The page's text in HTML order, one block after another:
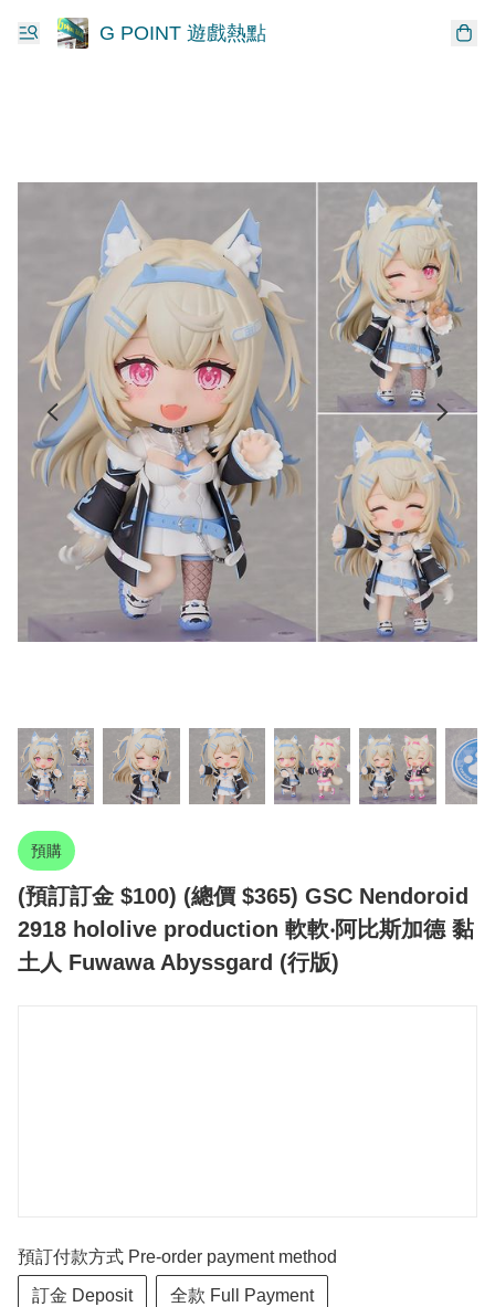
G POINT 遊戲熱點
預購
(預訂訂金 $100) (總價 $365) GSC Nendoroid
2918 hololive production 軟軟‧阿比斯加德 黏
土人 Fuwawa Abyssgard (行版)
預訂付款方式 Pre-order payment method
訂金 Deposit 全款 Full Payment